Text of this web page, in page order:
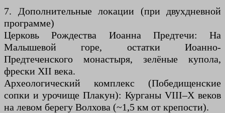
7. Дополнительные локации (при двухдневной
программе)
Церковь Рождества Иоанна Предтечи: На
Малышевой горе, остатки Иоанно-
Предтеченского монастыря, зелёные купола,
фрески XII века.
Археологический комплекс (Победищенские
сопки и урочище Плакун): Курганы VIII–X веков
на левом берегу Волхова (~1,5 км от крепости).